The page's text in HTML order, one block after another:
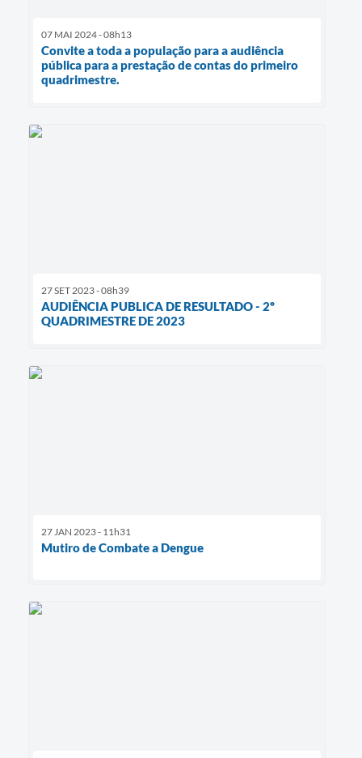
07 MAI 2024 - 08h13
Convite a toda a população para a audiência
pública para a prestação de contas do primeiro
quadrimestre.
27 SET 2023 - 08h39
AUDIÊNCIA PUBLICA DE RESULTADO - 2º
QUADRIMESTRE DE 2023
27 JAN 2023 - 11h31
Mutiro de Combate a Dengue